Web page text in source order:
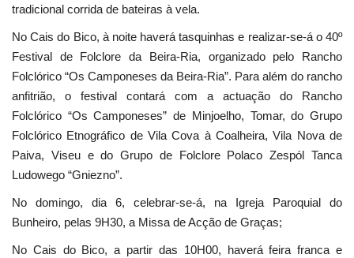
tradicional corrida de bateiras à vela.
No Cais do Bico, à noite haverá tasquinhas e realizar-se-á o 40º
Festival de Folclore da Beira-Ria, organizado pelo Rancho
Folclórico “Os Camponeses da Beira-Ria”. Para além do rancho
anfitrião, o festival contará com a actuação do Rancho
Folclórico “Os Camponeses” de Minjoelho, Tomar, do Grupo
Folclórico Etnográfico de Vila Cova à Coalheira, Vila Nova de
Paiva, Viseu e do Grupo de Folclore Polaco Zespól Tanca
Ludowego “Gniezno”.
No domingo, dia 6, celebrar-se-á, na Igreja Paroquial do
Bunheiro, pelas 9H30, a Missa de Acção de Graças;
No Cais do Bico, a partir das 10H00, haverá feira franca e